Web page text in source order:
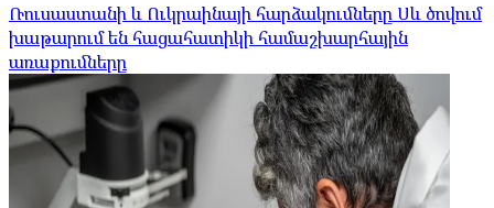
Ռուսաստանի և Ուկրաինայի հարձակումները Սև ծովում
խաթարում են հացահատիկի համաշխարհային
առաքումները